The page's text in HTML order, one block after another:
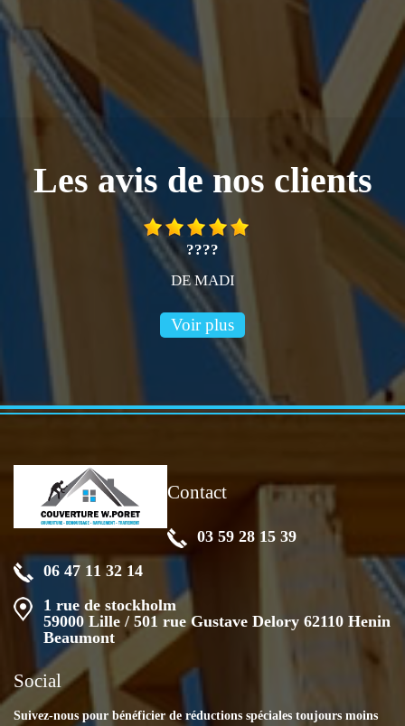
Les avis de nos clients
????
DE MADI
Voir plus
Contact
03 59 28 15 39
06 47 11 32 14
1 rue de stockholm
59000 Lille / 501 rue Gustave Delory 62110 Henin
Beaumont
Social
Suivez-nous pour bénéficier de réductions spéciales toujours moins